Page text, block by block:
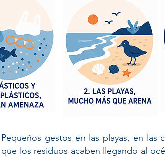
​Pequeños gestos en las playas, en las
que los residuos acaben llegando al